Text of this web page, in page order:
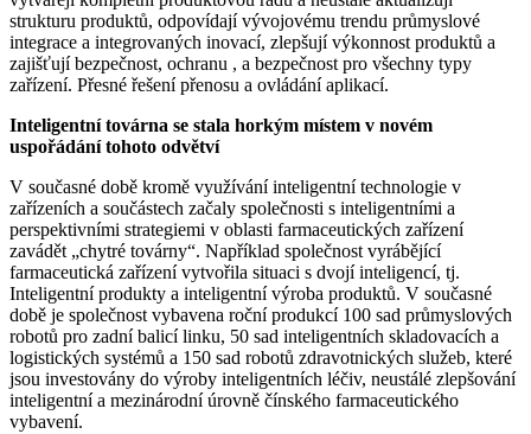
strukturu produktů, odpovídají vývojovému trendu průmyslové
integrace a integrovaných inovací, zlepšují výkonnost produktů a
zajišťují bezpečnost, ochranu , a bezpečnost pro všechny typy
zařízení. Přesné řešení přenosu a ovládání aplikací.
Inteligentní továrna se stala horkým místem v novém
uspořádání tohoto odvětví
V současné době kromě využívání inteligentní technologie v
zařízeních a součástech začaly společnosti s inteligentními a
perspektivními strategiemi v oblasti farmaceutických zařízení
zavádět „chytré továrny“. Například společnost vyrábějící
farmaceutická zařízení vytvořila situaci s dvojí inteligencí, tj.
Inteligentní produkty a inteligentní výroba produktů. V současné
době je společnost vybavena roční produkcí 100 sad průmyslových
robotů pro zadní balicí linku, 50 sad inteligentních skladovacích a
logistických systémů a 150 sad robotů zdravotnických služeb, které
jsou investovány do výroby inteligentních léčiv, neustálé zlepšování
inteligentní a mezinárodní úrovně čínského farmaceutického
vybavení.